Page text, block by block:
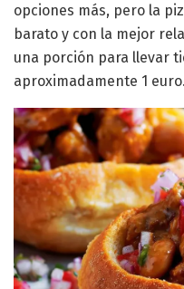
opciones más, pero la
barato y con la mejor
una porción para llevar
aproximadamente 1 euro.